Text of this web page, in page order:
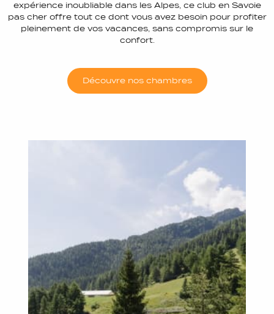
expérience inoubliable dans les Alpes, ce club en Savoie
pas cher offre tout ce dont vous avez besoin pour profiter
pleinement de vos vacances, sans compromis sur le
confort.
Découvre nos chambres